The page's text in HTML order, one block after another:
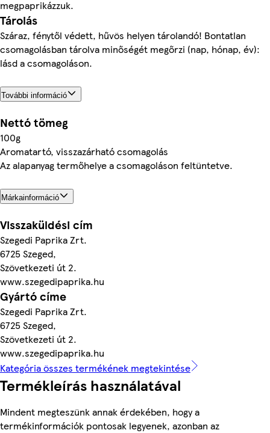
megpaprikázzuk.
Tárolás
Száraz, fénytől védett, hűvös helyen tárolandó! Bontatlan
csomagolásban tárolva minőségét megőrzi (nap, hónap, év):
lásd a csomagoláson.
További információ
Nettó tömeg
100g
Aromatartó, visszazárható csomagolás
Az alapanyag termőhelye a csomagoláson feltüntetve.
Márkainformáció
Visszaküldési cím
Szegedi Paprika Zrt.
6725 Szeged,
Szövetkezeti út 2.
www.szegedipaprika.hu
Gyártó címe
Szegedi Paprika Zrt.
6725 Szeged,
Szövetkezeti út 2.
www.szegedipaprika.hu
Kategória összes termékének megtekintése
Termékleírás használatával
Mindent megteszünk annak érdekében, hogy a
termékinformációk pontosak legyenek, azonban az